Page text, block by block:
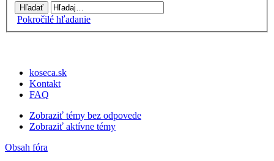
Pokročilé hľadanie
koseca.sk
Kontakt
FAQ
Zobraziť témy bez odpovede
Zobraziť aktívne témy
Obsah fóra